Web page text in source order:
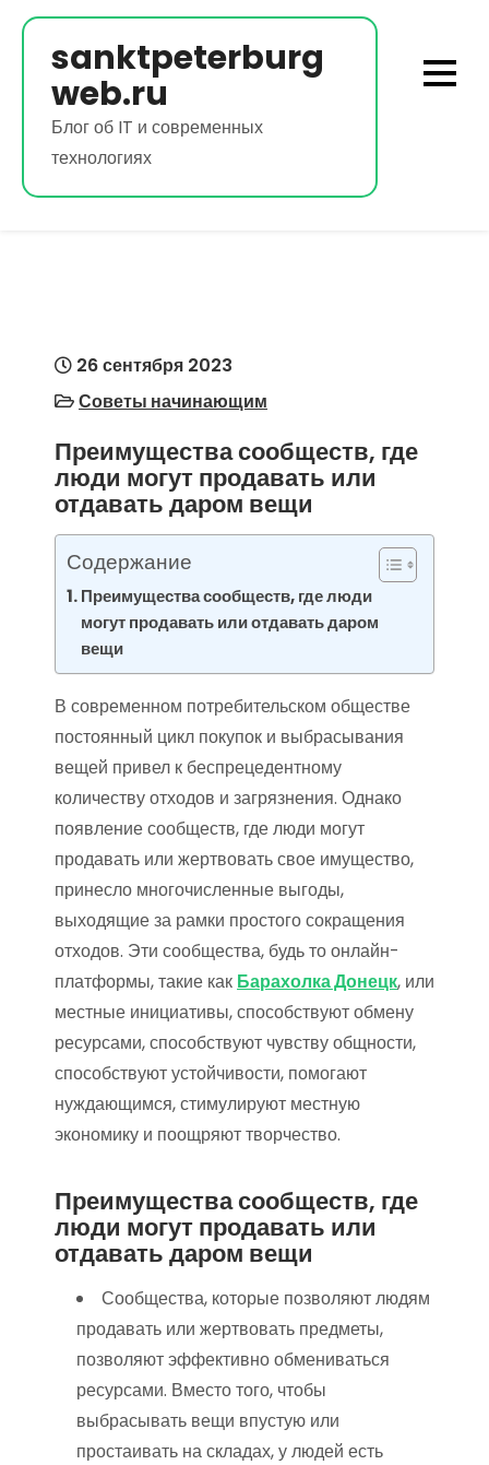
Перейти
содержимому
sanktpeterburg
web.ru
Блог об IT и современных
технологиях
26 сентября 2023
Советы начинающим
Преимущества сообществ, где
люди могут продавать или
отдавать даром вещи
Содержание
Преимущества сообществ, где люди
могут продавать или отдавать даром
вещи
В современном потребительском обществе
постоянный цикл покупок и выбрасывания
вещей привел к беспрецедентному
количеству отходов и загрязнения. Однако
появление сообществ, где люди могут
продавать или жертвовать свое имущество,
принесло многочисленные выгоды,
выходящие за рамки простого сокращения
отходов. Эти сообщества, будь то онлайн-
платформы, такие как Барахолка Донецк, или
местные инициативы, способствуют обмену
ресурсами, способствуют чувству общности,
способствуют устойчивости, помогают
нуждающимся, стимулируют местную
экономику и поощряют творчество.
Преимущества сообществ, где
люди могут продавать или
отдавать даром вещи
Сообщества, которые позволяют людям
продавать или жертвовать предметы,
позволяют эффективно обмениваться
ресурсами. Вместо того, чтобы
выбрасывать вещи впустую или
простаивать на складах, у людей есть